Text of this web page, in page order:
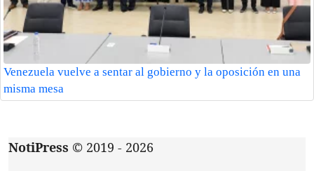
Venezuela vuelve a sentar al gobierno y la oposición en una
misma mesa
NotiPress © 2019 - 2026